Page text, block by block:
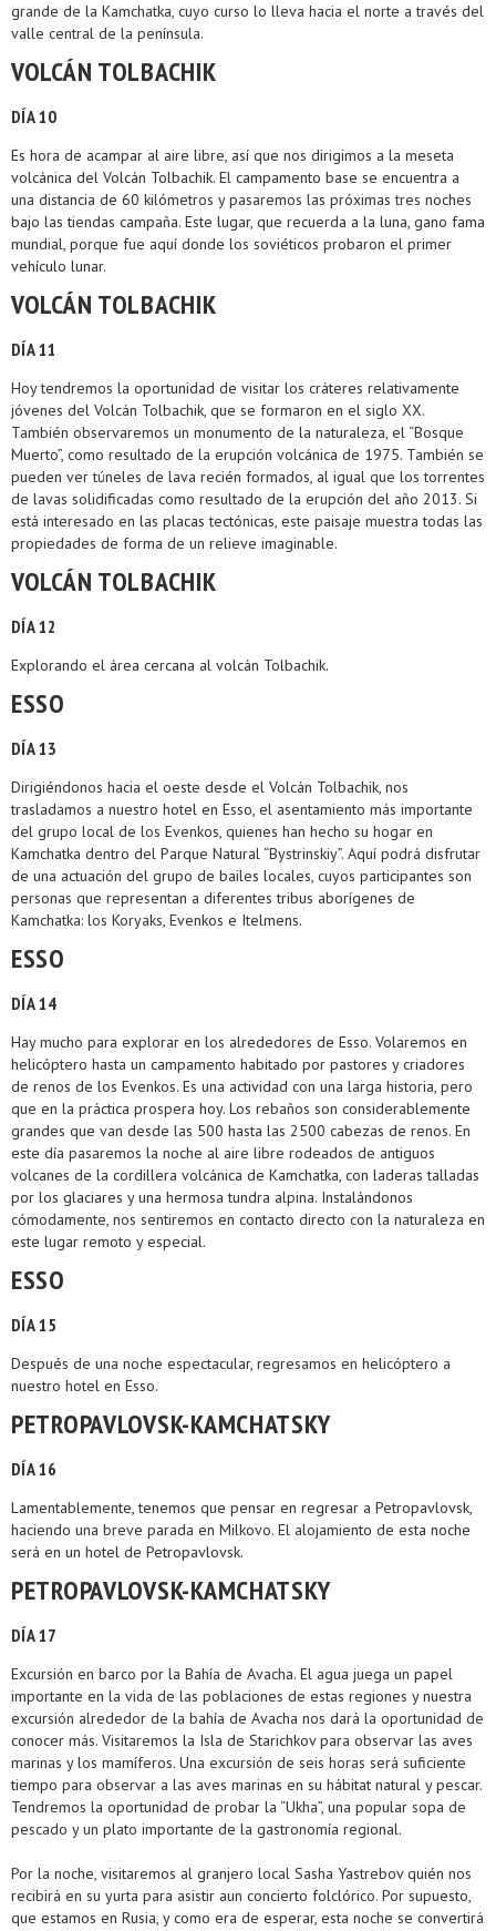
grande de la Kamchatka, cuyo curso lo lleva hacia el norte a través del
valle central de la península.
VOLCÁN TOLBACHIK
DÍA 10
Es hora de acampar al aire libre, así que nos dirigimos a la meseta
volcánica del Volcán Tolbachik. El campamento base se encuentra a
una distancia de 60 kilómetros y pasaremos las próximas tres noches
bajo las tiendas campaña. Este lugar, que recuerda a la luna, gano fama
mundial, porque fue aquí donde los soviéticos probaron el primer
vehículo lunar.
VOLCÁN TOLBACHIK
DÍA 11
Hoy tendremos la oportunidad de visitar los cráteres relativamente
jóvenes del Volcán Tolbachik, que se formaron en el siglo XX.
También observaremos un monumento de la naturaleza, el “Bosque
Muerto”, como resultado de la erupción volcánica de 1975. También se
pueden ver túneles de lava recién formados, al igual que los torrentes
de lavas solidificadas como resultado de la erupción del año 2013. Si
está interesado en las placas tectónicas, este paisaje muestra todas las
propiedades de forma de un relieve imaginable.
VOLCÁN TOLBACHIK
DÍA 12
Explorando el área cercana al volcán Tolbachik.
ESSO
DÍA 13
Dirigiéndonos hacia el oeste desde el Volcán Tolbachik, nos
trasladamos a nuestro hotel en Esso, el asentamiento más importante
del grupo local de los Evenkos, quienes han hecho su hogar en
Kamchatka dentro del Parque Natural “Bystrinskiy”. Aquí podrá disfrutar
de una actuación del grupo de bailes locales, cuyos participantes son
personas que representan a diferentes tribus aborígenes de
Kamchatka: los Koryaks, Evenkos e Itelmens.
ESSO
DÍA 14
Hay mucho para explorar en los alrededores de Esso. Volaremos en
helicóptero hasta un campamento habitado por pastores y criadores
de renos de los Evenkos. Es una actividad con una larga historia, pero
que en la práctica prospera hoy. Los rebaños son considerablemente
grandes que van desde las 500 hasta las 2500 cabezas de renos. En
este día pasaremos la noche al aire libre rodeados de antiguos
volcanes de la cordillera volcánica de Kamchatka, con laderas talladas
por los glaciares y una hermosa tundra alpina. Instalándonos
cómodamente, nos sentiremos en contacto directo con la naturaleza en
este lugar remoto y especial.
ESSO
DÍA 15
Después de una noche espectacular, regresamos en helicóptero a
nuestro hotel en Esso.
PETROPAVLOVSK-KAMCHATSKY
DÍA 16
Lamentablemente, tenemos que pensar en regresar a Petropavlovsk,
haciendo una breve parada en Milkovo. El alojamiento de esta noche
será en un hotel de Petropavlovsk.
PETROPAVLOVSK-KAMCHATSKY
DÍA 17
Excursión en barco por la Bahía de Avacha. El agua juega un papel
importante en la vida de las poblaciones de estas regiones y nuestra
excursión alrededor de la bahía de Avacha nos dará la oportunidad de
conocer más. Visitaremos la Isla de Starichkov para observar las aves
marinas y los mamíferos. Una excursión de seis horas será suficiente
tiempo para observar a las aves marinas en su hábitat natural y pescar.
Tendremos la oportunidad de probar la “Ukha”, una popular sopa de
pescado y un plato importante de la gastronomía regional.
Por la noche, visitaremos al granjero local Sasha Yastrebov quién nos
recibirá en su yurta para asistir aun concierto folclórico. Por supuesto,
que estamos en Rusia, y como era de esperar, esta noche se convertirá